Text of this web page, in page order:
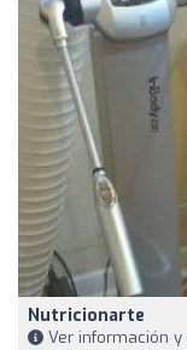
Nutricionarte
Ver información